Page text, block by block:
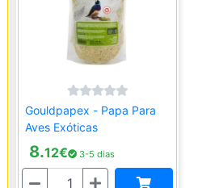
Gouldpapex - Papa Para
Aves Exóticas
8.12€ 3-5 dias
Quantidade